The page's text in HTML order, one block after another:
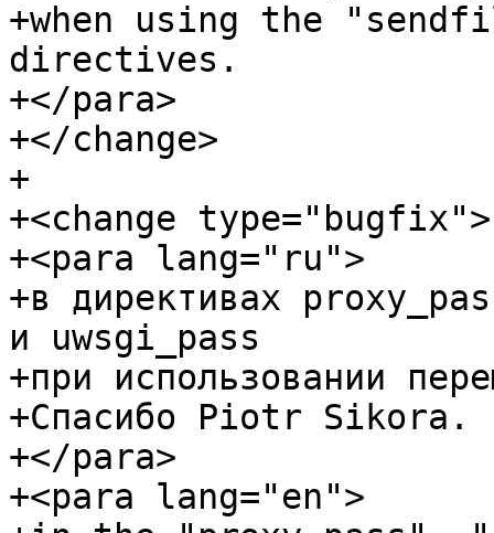
+when using the
directives.
+</para>
+</change>
+
+<change type="bugfix">
+<para lang="ru">
+в директивах
и uwsgi_pass
+при использовании
+Спасибо Piotr Sikora.
+</para>
+<para lang="en">